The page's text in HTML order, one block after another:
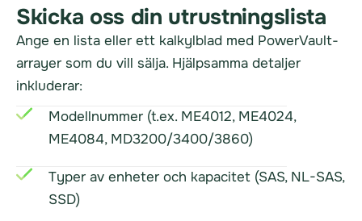
Skicka oss din utrustningslista
Ange en lista eller ett kalkylblad med PowerVault-
arrayer som du vill sälja. Hjälpsamma detaljer
inkluderar:
Modellnummer (t.ex. ME4012, ME4024,
ME4084, MD3200/3400/3860)
Typer av enheter och kapacitet (SAS, NL-SAS,
SSD)